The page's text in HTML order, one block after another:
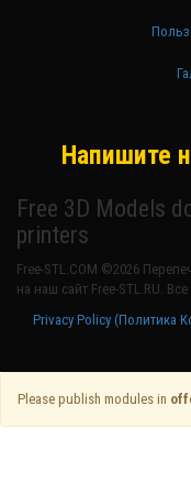
Напишите
Free 3D Models
printers
Free-STL.COM ©2026
на наш сайт Free-STL.RU.
Privacy Policy (Политика
Please publish modules in